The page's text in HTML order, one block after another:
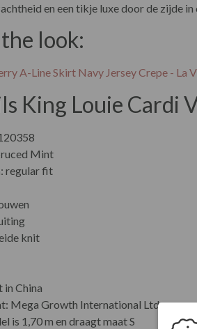
en een tikje luxe door de zijde in
look:
King Louie Cardi
Mint
regular fit
knit
in China
Mega Growth International Ltd.
is 1,70 m en draagt maat S